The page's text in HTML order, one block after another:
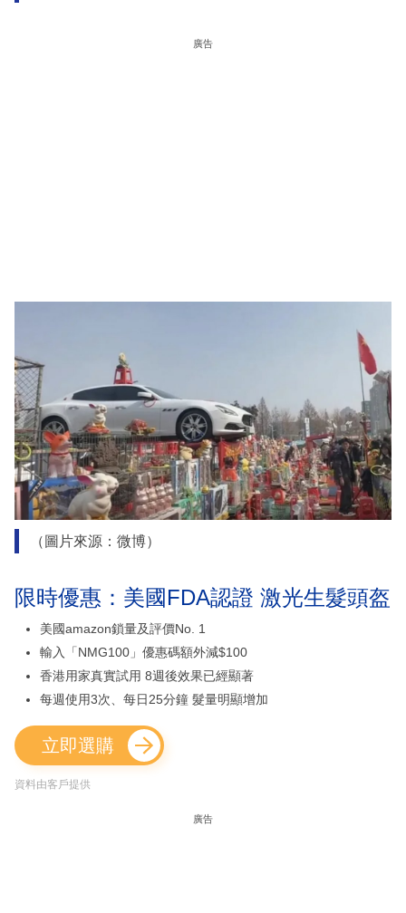
廣告
（圖片來源：微博）
限時優惠：美國FDA認證 激光生髮頭盔
美國amazon鎖量及評價No. 1
輸入「NMG100」優惠碼額外減$100
香港用家真實試用 8週後效果已經顯著
每週使用3次、每日25分鐘 髮量明顯增加
立即選購
資料由客戶提供
廣告